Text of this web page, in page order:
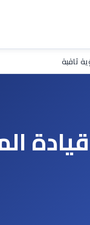
ثاقبة